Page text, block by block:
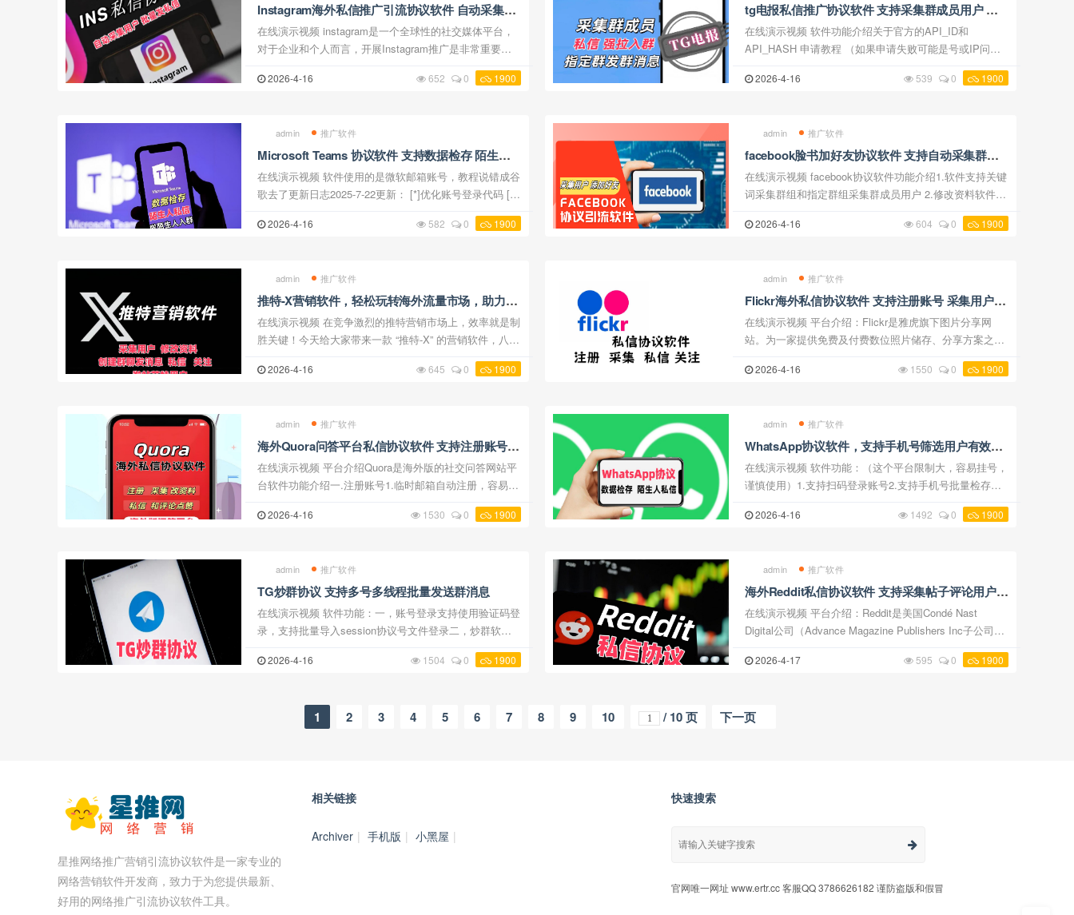
Instagram海外私信推广引流协议软件 自动采集用
户 批量发送私信
在线演示视频 instagram是一个全球性的社交媒体平台，
对于企业和个人而言，开展Instagram推广是非常重要的
推广，Instagram引流协议软件应运而生。下面我们 ...
2026-4-16 652 0 1900
tg电报私信推广协议软件 支持采集群成员用户 批
量发送私信 强拉陌生人进群 和群消息发送
在线演示视频 软件功能介绍关于官方的API_ID和
API_HASH 申请教程 （如果申请失败可能是号或IP问
q=telegram api申请error】 解决，也可以购买带开发者AP
2026-4-16 539 0 1900
admin 推广软件
Microsoft Teams 协议软件 支持数据检存 陌生人
私信 陌生人拉群等功能
在线演示视频 软件使用的是微软邮箱账号，教程说错成谷
歌去了更新日志2025-7-22更新： [*]优化账号登录代码 [*]
新：1.修 ...
2026-4-16 582 0 1900
admin 推广软件
facebook脸书加好友协议软件 支持自动采集群组
成员用户 修改资料 批量添加好友
在线演示视频 facebook协议软件功能介绍1.软件支持关键
词采集群组和指定群组采集群成员用户 2.修改资料软件支
到的用户批量添加好友请求，添加对方后，对 ...
2026-4-16 604 0 1900
admin 推广软件
推特-X营销软件，轻松玩转海外流量市场，助力自
动化营销推广软件
在线演示视频 在竞争激烈的推特营销市场上，效率就是制
胜关键！今天给大家带来一款 “推特-X” 的营销软件，八大
池！2025-7-30更新1.发帖艾特功能已失 ...
2026-4-16 645 0 1900
admin 推广软件
Flickr海外私信协议软件 支持注册账号 采集用户
陌生人私信和关注等功能
在线演示视频 平台介绍：Flickr是雅虎旗下图片分享网
站。为一家提供免费及付费数位照片储存、分享方案之线
于社会网络的人际关系的拓展与内容的组织。这个网 ...
2026-4-16 1550 0 1900
admin 推广软件
海外Quora问答平台私信协议软件 支持注册账号
采集用户 修改资料 发送私信和评论点赞
在线演示视频 平台介绍Quora是海外版的社交问答网站平
台软件功能介绍一.注册账号1.临时邮箱自动注册，容易死
持使用你自定义的邮箱如微软邮箱，163邮箱等注 ...
2026-4-16 1530 0 1900
admin 推广软件
WhatsApp协议软件，支持手机号筛选用户有效存
在和陌生人强制私信
在线演示视频 软件功能：（这个平台限制大，容易挂号，
谨慎使用）1.支持扫码登录账号2.支持手机号批量检存是
批量对陌生人发送文字和图片私信消息，支持单 ...
2026-4-16 1492 0 1900
admin 推广软件
TG炒群协议 支持多号多线程批量发送群消息
在线演示视频 软件功能：一，账号登录支持使用验证码登
录，支持批量导入session协议号文件登录二，炒群软件
息内容支持文字消息和图文消息，支持设置每一 ...
2026-4-16 1504 0 1900
admin 推广软件
海外Reddit私信协议软件 支持采集帖子评论用户
批量发送私信
在线演示视频 平台介绍：Reddit是美国Condé Nast
Digital公司（Advance Magazine Publishers Inc子公司）
布原创内容，通过投票机制决定内容排序形成在 ...
2026-4-17 595 0 1900
1 2 3 4 5 6 7 8 9 10 / 10 页 下一页
星推网络推广营销引流协议软件是一家专业的
网络营销软件开发商，致力于为您提供最新、
好用的网络推广引流协议软件工具。
相关链接
Archiver | 手机版 | 小黑屋 |
快速搜索
官网唯一网址 www.ertr.cc 客服QQ 3786626182 谨防盗版和假冒